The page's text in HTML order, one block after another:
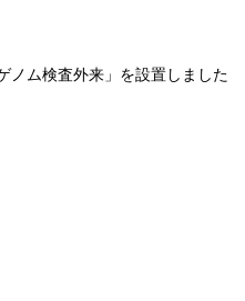
ノム検査外来」を設置しました